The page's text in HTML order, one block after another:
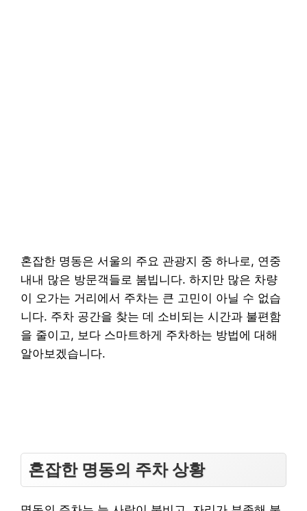
혼잡한 명동은 서울의 주요 관광지 중 하나로, 연중
내내 많은 방문객들로 붐빕니다. 하지만 많은 차량
이 오가는 거리에서 주차는 큰 고민이 아닐 수 없습
니다. 주차 공간을 찾는 데 소비되는 시간과 불편함
을 줄이고, 보다 스마트하게 주차하는 방법에 대해
알아보겠습니다.
혼잡한 명동의 주차 상황